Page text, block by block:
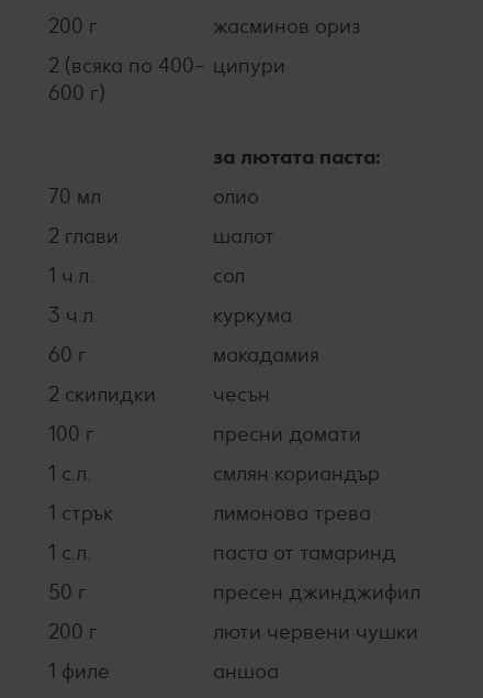
200 г
жасминов ориз
2 (всяка по 400–
600 г)
ципури
за лютата паста:
70 мл
олио
2 глави
шалот
1 ч.л.
сол
3 ч.л.
куркума
60 г
макадамия
2 скилидки
чесън
100 г
пресни домати
1 с.л.
смлян кориандър
1 стрък
лимонова трева
1 с.л.
паста от тамаринд
50 г
пресен джинджифил
200 г
люти червени чушки
1 филе
аншоа